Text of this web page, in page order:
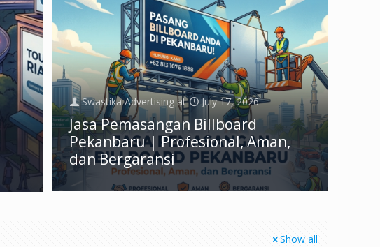
Swastika Advertising at July 17, 2026
Jasa Pemasangan Billboard
Pekanbaru | Profesional, Aman,
dan Bergaransi
Show all